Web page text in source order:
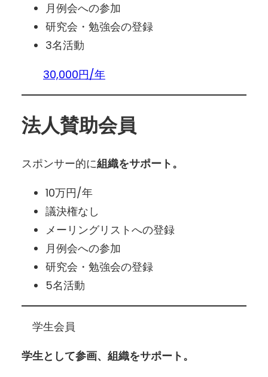
月例会への参加
研究会・勉強会の登録
3名活動
30,000円/年
法人賛助会員
スポンサー的に組織をサポート。
10万円/年
議決権なし
メーリングリストへの登録
月例会への参加
研究会・勉強会の登録
5名活動
学生会員
学生として参画、組織をサポート。